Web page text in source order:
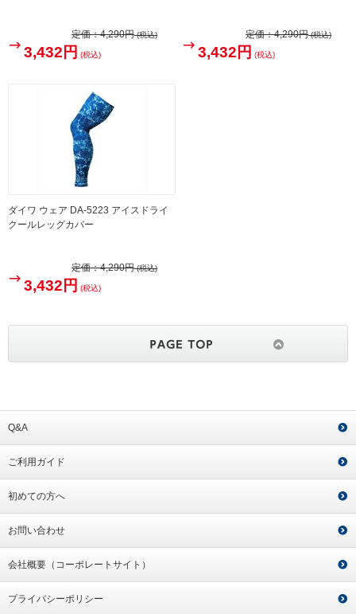
定価：4,290円(税込)
3,432円 (税込)
定価：4,290円(税込)
3,432円 (税込)
ダイワ ウェア DA-5223 アイスドライ
クールレッグカバー
定価：4,290円(税込)
3,432円 (税込)
Q&A
ご利用ガイド
初めての方へ
お問い合わせ
会社概要（コーポレートサイト）
プライバシーポリシー